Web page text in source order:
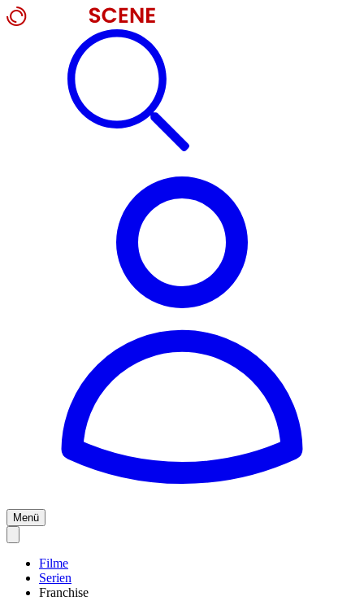
Menü
Filme
Serien
Franchise